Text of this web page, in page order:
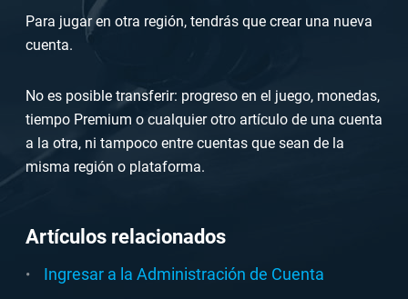
Para jugar en otra región, tendrás que crear una nueva
cuenta.
No es posible transferir: progreso en el juego, monedas,
tiempo Premium o cualquier otro artículo de una cuenta
a la otra, ni tampoco entre cuentas que sean de la
misma región o plataforma.
Artículos relacionados
Ingresar a la Administración de Cuenta